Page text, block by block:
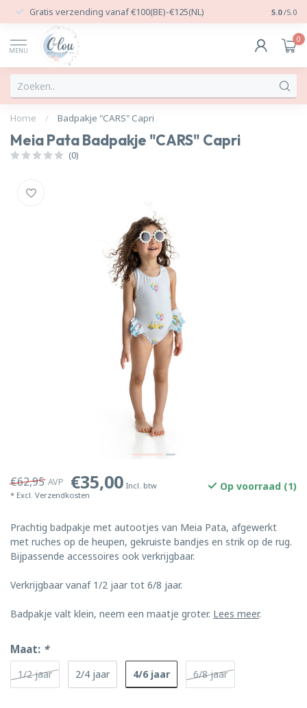
Gratis verzending vanaf €100(BE)-€125(NL) 24/7
5.0 /5.0
MENU
0
Home / Badpakje "CARS" Capri
Meia Pata Badpakje "CARS" Capri
(0)
€62,95 AVP €35,00 Incl. btw
* Excl. Verzendkosten
Op voorraad (1)
Prachtig badpakje met autootjes van Meia Pata, afgewerkt
met ruches op de heupen, gekruiste bandjes en strik op de rug.
Bijpassende accessoires ook verkrijgbaar.
Verkrijgbaar vanaf 1/2 jaar tot 6/8 jaar.
Badpakje valt klein, neem een maatje groter. Lees meer.
Maat: *
1/2 jaar 2/4 jaar 4/6 jaar 6/8 jaar